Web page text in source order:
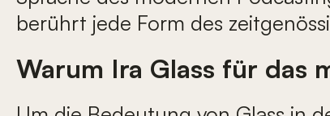
berührt jede Form des
Warum Ira Glass für das